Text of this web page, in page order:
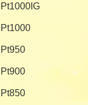
Pt1000IG
Pt1000
Pt950
Pt900
Pt850